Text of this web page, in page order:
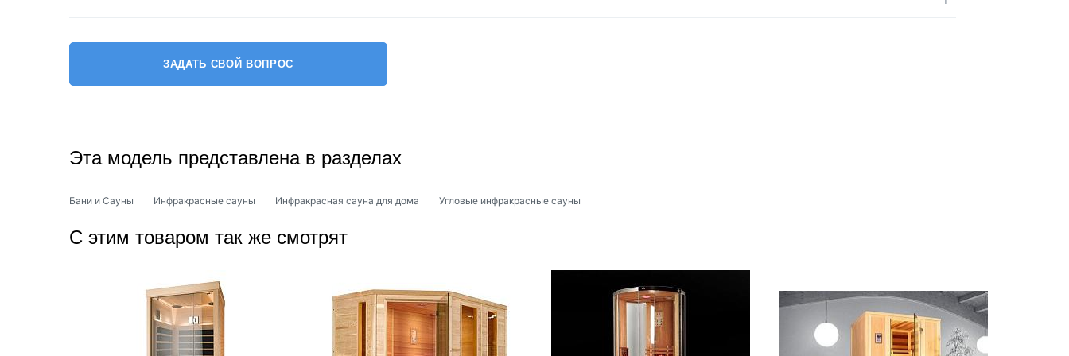
известные зарубежные печи для сауны, такие как Harvia, SAWO и др.
Многие модели саун MEXDA оснащены набором для сауны. В набор включены: бочка, деревянная ложка,
термогигрометр, песочные часы.
Комплектация
ЗАДАТЬ СВОЙ ВОПРОС
Эта модель представлена в разделах
Бани и Сауны Инфракрасные сауны Инфракрасная сауна для дома Угловые инфракрасные сауны
С этим товаром так же смотрят